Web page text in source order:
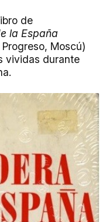
de
la España
Moscú)
vividas durante